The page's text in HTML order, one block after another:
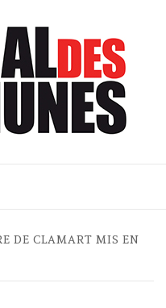
DE CLAMART MIS EN